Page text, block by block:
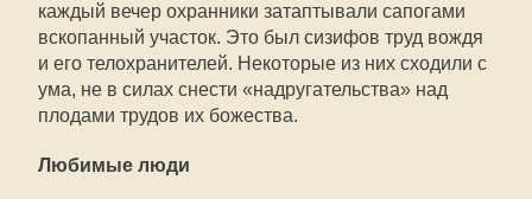
каждый вечер охранники затаптывали сапогами
вскопанный участок. Это был сизифов труд вождя
и его телохранителей. Некоторые из них сходили с
ума, не в силах снести «надругательства» над
плодами трудов их божества.
Любимые люди